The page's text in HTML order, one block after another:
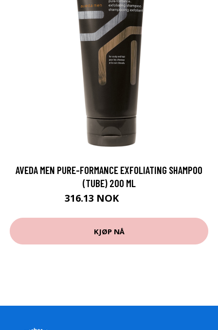
AVEDA MEN PURE-FORMANCE EXFOLIATING SHAMPOO
(TUBE) 200 ML
316.13 NOK
KJØP NÅ